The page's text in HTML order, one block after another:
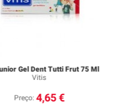
Frut 75 Ml